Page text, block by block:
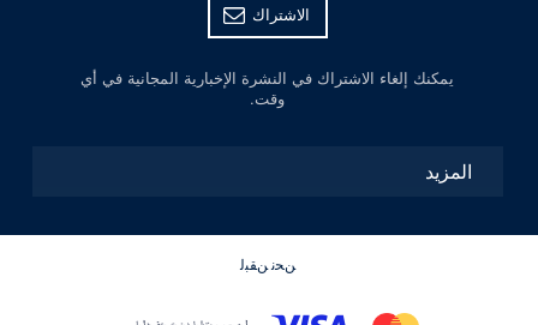
الاشتراك
يمكنك إلغاء الاشتراك في النشرة الإخبارية المجانية في أي
وقت.
المزيد
ﻦﺤﻧ ﻦﻘﺒﻟ